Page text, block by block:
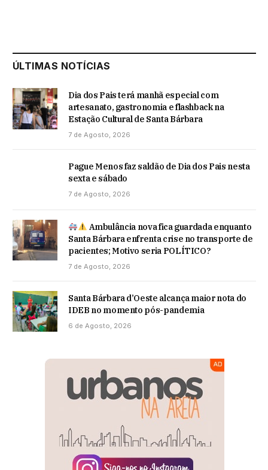
ÚLTIMAS NOTÍCIAS
Dia dos Pais terá manhã especial com
artesanato, gastronomia e flashback na
Estação Cultural de Santa Bárbara
7 de Agosto, 2026
Pague Menos faz saldão de Dia dos Pais nesta
sexta e sábado
7 de Agosto, 2026
Ambulância nova fica guardada enquanto
Santa Bárbara enfrenta crise no transporte de
pacientes; Motivo seria POLÍTICO?
7 de Agosto, 2026
Santa Bárbara d’Oeste alcança maior nota do
IDEB no momento pós-pandemia
6 de Agosto, 2026